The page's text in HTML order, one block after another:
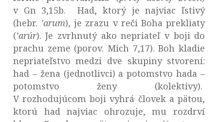
v Gn 3,15b. Had, ktorý je najviac ľstivý
(hebr. ʽarum), je zrazu v reči Boha prekliaty
(ʼarúr). Je zvrhnutý ako nepriateľ v boji do
prachu zeme (porov. Mich 7,17). Boh kladie
nepriateľstvo medzi dve skupiny stvorení:
had– žena (jednotlivci) a potomstvo hada –
potomstvo ženy (kolektívy).
V rozhodujúcom boji vyhrá človek a pätou,
ktorú had najviac ohrozuje, mu rozdrví